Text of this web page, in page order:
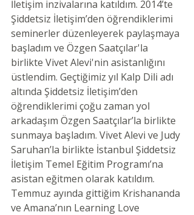
İletişim inzivalarına katıldım. 2014’te
Şiddetsiz İletişim’den öğrendiklerimi
seminerler düzenleyerek paylaşmaya
başladım ve Özgen Saatçılar'la
birlikte Vivet Alevi'nin asistanlığını
üstlendim. Geçtiğimiz yıl Kalp Dili adı
altında Şiddetsiz İletişim’den
öğrendiklerimi çoğu zaman yol
arkadaşım Özgen Saatçılar’la birlikte
sunmaya başladım. Vivet Alevi ve Judy
Saruhan’la birlikte İstanbul Şiddetsiz
İletişim Temel Eğitim Programı’na
asistan eğitmen olarak katıldım.
Temmuz ayında gittiğim Krishananda
ve Amana’nın Learning Love